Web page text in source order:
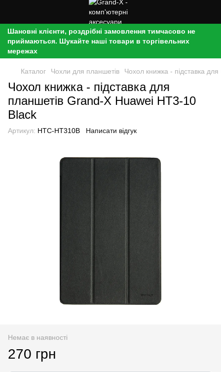
Шановні клієнти, роздрібні замовлення тимчасово не
приймаються. Шукайте наші товари в торгівельних
мережах
Каталог Чохли для планшетів Чохол книжка - підставка
Чохол книжка - підставка для
планшетів Grand-X Huawei HT3-10
Black
Артикул: HTC-HT310B Написати відгук
Немає в наявності
270 грн